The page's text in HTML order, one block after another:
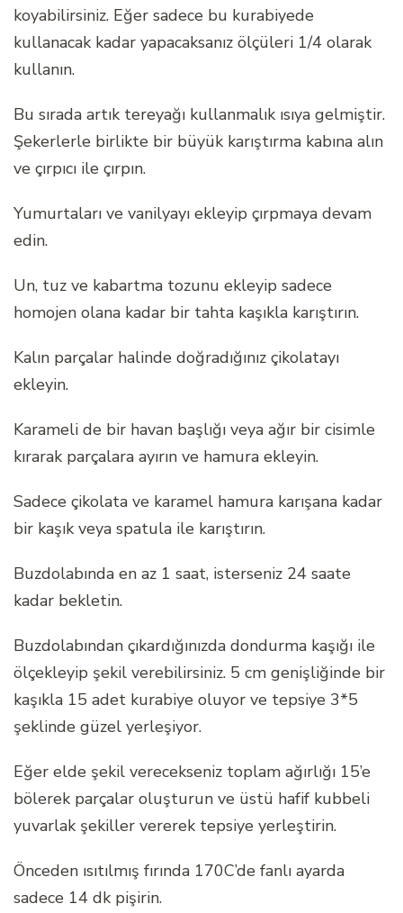
koyabilirsiniz. Eğer sadece bu kurabiyede
kullanacak kadar yapacaksanız ölçüleri 1/4 olarak
kullanın.
Bu sırada artık tereyağı kullanmalık ısıya gelmiştir.
Şekerlerle birlikte bir büyük karıştırma kabına alın
ve çırpıcı ile çırpın.
Yumurtaları ve vanilyayı ekleyip çırpmaya devam
edin.
Un, tuz ve kabartma tozunu ekleyip sadece
homojen olana kadar bir tahta kaşıkla karıştırın.
Kalın parçalar halinde doğradığınız çikolatayı
ekleyin.
Karameli de bir havan başlığı veya ağır bir cisimle
kırarak parçalara ayırın ve hamura ekleyin.
Sadece çikolata ve karamel hamura karışana kadar
bir kaşık veya spatula ile karıştırın.
Buzdolabında en az 1 saat, isterseniz 24 saate
kadar bekletin.
Buzdolabından çıkardığınızda dondurma kaşığı ile
ölçekleyip şekil verebilirsiniz. 5 cm genişliğinde bir
kaşıkla 15 adet kurabiye oluyor ve tepsiye 3*5
şeklinde güzel yerleşiyor.
Eğer elde şekil verecekseniz toplam ağırlığı 15’e
bölerek parçalar oluşturun ve üstü hafif kubbeli
yuvarlak şekiller vererek tepsiye yerleştirin.
Önceden ısıtılmış fırında 170C’de fanlı ayarda
sadece 14 dk pişirin.